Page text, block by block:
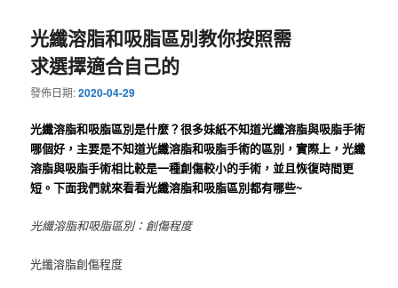
光纖溶脂和吸脂區別教你按照需
求選擇適合自己的
發佈日期:2020-04-29
光纖溶脂和吸脂區別是什麼？很多妹紙不知道光纖溶脂與吸脂手術
哪個好，主要是不知道光纖溶脂和吸脂手術的區別，實際上，光纖
溶脂與吸脂手術相比較是一種創傷較小的手術，並且恢復時間更
短。下面我們就來看看光纖溶脂和吸脂區別都有哪些~
光纖溶脂和吸脂區別：創傷程度
光纖溶脂創傷程度